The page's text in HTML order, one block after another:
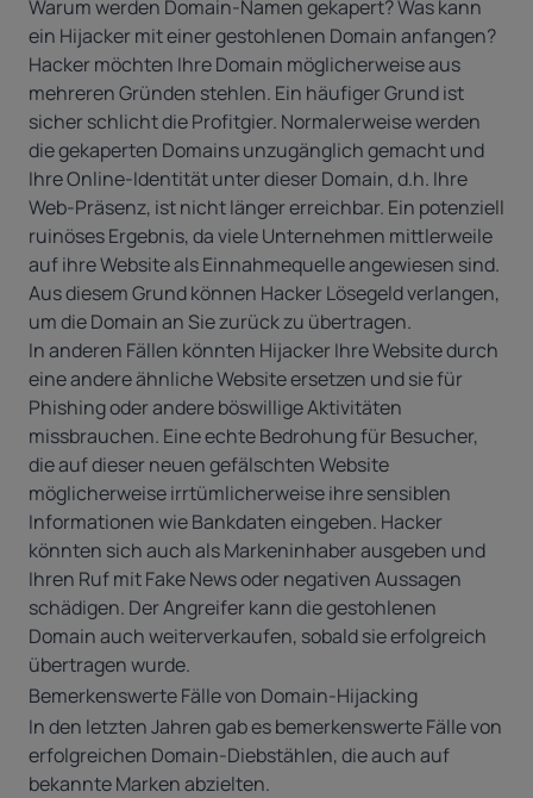
Warum werden Domain-Namen gekapert? Was kann
ein Hijacker mit einer gestohlenen Domain anfangen?
Hacker möchten Ihre Domain möglicherweise aus
mehreren Gründen stehlen. Ein häufiger Grund ist
sicher schlicht die Profitgier. Normalerweise werden
die gekaperten Domains unzugänglich gemacht und
Ihre Online-Identität unter dieser Domain, d.h. Ihre
Web-Präsenz, ist nicht länger erreichbar. Ein potenziell
ruinöses Ergebnis, da viele Unternehmen mittlerweile
auf ihre Website als Einnahmequelle angewiesen sind.
Aus diesem Grund können Hacker Lösegeld verlangen,
um die Domain an Sie zurück zu übertragen.
In anderen Fällen könnten Hijacker Ihre Website durch
eine andere ähnliche Website ersetzen und sie für
Phishing oder andere böswillige Aktivitäten
missbrauchen. Eine echte Bedrohung für Besucher,
die auf dieser neuen gefälschten Website
möglicherweise irrtümlicherweise ihre sensiblen
Informationen wie Bankdaten eingeben. Hacker
könnten sich auch als Markeninhaber ausgeben und
Ihren Ruf mit Fake News oder negativen Aussagen
schädigen. Der Angreifer kann die gestohlenen
Domain auch weiterverkaufen, sobald sie erfolgreich
übertragen wurde.
Bemerkenswerte Fälle von Domain-Hijacking
In den letzten Jahren gab es bemerkenswerte Fälle von
erfolgreichen Domain-Diebstählen, die auch auf
bekannte Marken abzielten.